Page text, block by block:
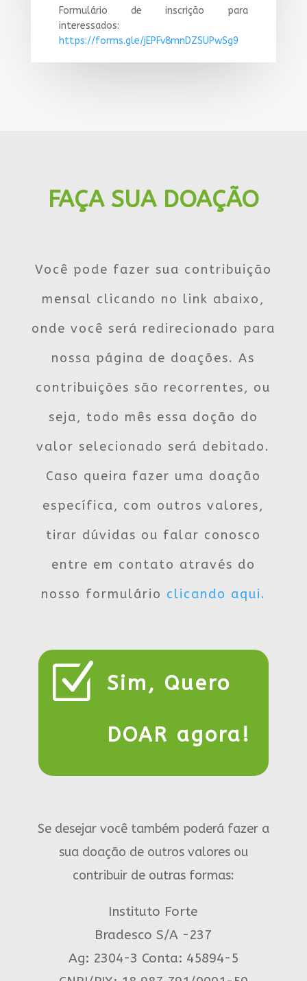
Formulário de inscrição para
interessados:
https://forms.gle/jEPFv8mnDZSUPwSg9
FAÇA SUA DOAÇÃO
Você pode fazer sua contribuição
mensal clicando no link abaixo,
onde você será redirecionado para
nossa página de doações. As
contribuições são recorrentes, ou
seja, todo mês essa doção do
valor selecionado será debitado.
Caso queira fazer uma doação
específica, com outros valores,
tirar dúvidas ou falar conosco
entre em contato através do
nosso formulário clicando aqui.
Z Sim, Quero
DOAR agora!
Se desejar você também poderá fazer a
sua doação de outros valores ou
contribuir de outras formas:
Instituto Forte
Bradesco S/A -237
Ag: 2304-3 Conta: 45894-5